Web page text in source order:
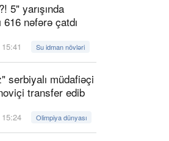
5" yarışında
616 nəfərə çatdı
Su idman növləri
serbiyalı müdafiəçi
transfer edib
Olimpiya dünyası